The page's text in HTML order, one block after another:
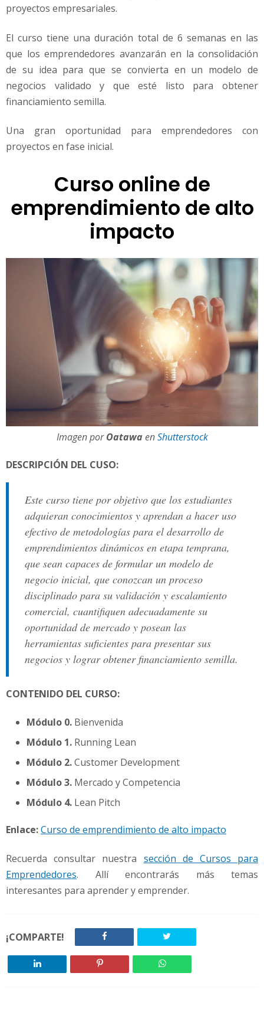
m
e
t
o
d
e
o
m
p
a
c
proyectos empresariales.
El curso tiene una duración total de 6 semanas en las
que los emprendedores avanzarán en la consolidación
de su idea para que se convierta en un modelo de
negocios validado y que esté listo para obtener
financiamiento semilla.
Una gran oportunidad para emprendedores con
proyectos en fase inicial.
Curso online de
emprendimiento de alto
impacto
Imagen porOatawa enShutterstock
DESCRIPCIÓN DEL CUSO:
Este curso tiene por objetivo que los estudiantes
adquieran conocimientos y aprendan a hacer uso
efectivo de metodologías para el desarrollo de
emprendimientos dinámicos en etapa temprana,
que sean capaces de formular un modelo de
negocio inicial, que conozcan un proceso
disciplinado para su validación y escalamiento
comercial, cuantifiquen adecuadamente su
oportunidad de mercado y posean las
herramientas suficientes para presentar sus
negocios y lograr obtener financiamiento semilla.
CONTENIDO DEL CURSO:
Módulo 0. Bienvenida
Módulo 1. Running Lean
Módulo 2.Customer Development
Módulo 3. Mercado y Competencia
Módulo 4. Lean Pitch
Enlace:Curso de emprendimiento de alto impacto
Recuerda consultar nuestra sección de Cursos para
Emprendedores. Allí encontrarás más temas
interesantes para aprender y emprender.
¡COMPARTE!